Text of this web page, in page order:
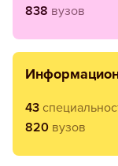
838 вузов
43
820 вузов